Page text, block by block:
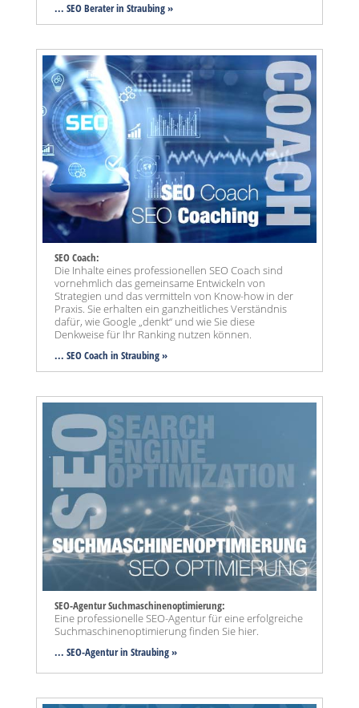
... SEO Berater in Straubing »
SEO Coach:
Die Inhalte eines professionellen SEO Coach sind
vornehmlich das gemeinsame Entwickeln von
Strategien und das vermitteln von Know-how in der
Praxis. Sie erhalten ein ganzheitliches Verständnis
dafür, wie Google „denkt“ und wie Sie diese
Denkweise für Ihr Ranking nutzen können.
... SEO Coach in Straubing »
SEO-Agentur Suchmaschinenoptimierung:
Eine professionelle SEO-Agentur für eine erfolgreiche
Suchmaschinenoptimierung finden Sie hier.
... SEO-Agenturin Straubing »